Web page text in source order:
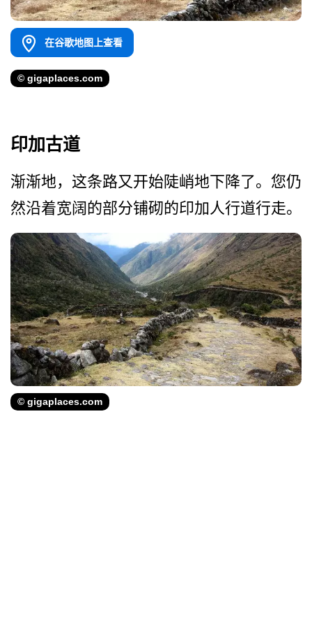
在谷歌地图上查看
© gigaplaces.com
印加古道
渐渐地，这条路又开始陡峭地­下降了。您仍
然沿着宽阔的部分铺砌的印加人行道行走。
© gigaplaces.com